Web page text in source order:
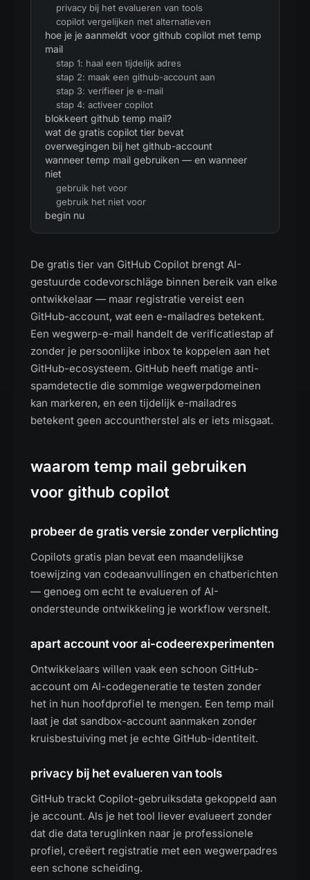
privacy bij het evalueren van tools
copilot vergelijken met alternatieven
hoe je je aanmeldt voor github copilot met temp
mail
stap 1: haal een tijdelijk adres
stap 2: maak een github-account aan
stap 3: verifieer je e-mail
stap 4: activeer copilot
blokkeert github temp mail?
wat de gratis copilot tier bevat
overwegingen bij het github-account
wanneer temp mail gebruiken — en wanneer
niet
gebruik het voor
gebruik het niet voor
begin nu
De gratis tier van GitHub Copilot brengt AI-
gestuurde codevorschläge binnen bereik van elke
ontwikkelaar — maar registratie vereist een
GitHub-account, wat een e-mailadres betekent.
Een wegwerp-e-mail handelt de verificatiestap af
zonder je persoonlijke inbox te koppelen aan het
GitHub-ecosysteem. GitHub heeft matige anti-
spamdetectie die sommige wegwerpdomeinen
kan markeren, en een tijdelijk e-mailadres
betekent geen accountherstel als er iets misgaat.
waarom temp mail gebruiken
voor github copilot
probeer de gratis versie zonder verplichting
Copilots gratis plan bevat een maandelijkse
toewijzing van codeaanvullingen en chatberichten
— genoeg om echt te evalueren of AI-
ondersteunde ontwikkeling je workflow versnelt.
apart account voor ai-codeerexperimenten
Ontwikkelaars willen vaak een schoon GitHub-
account om AI-codegeneratie te testen zonder
het in hun hoofdprofiel te mengen. Een temp mail
laat je dat sandbox-account aanmaken zonder
kruisbestuiving met je echte GitHub-identiteit.
privacy bij het evalueren van tools
GitHub trackt Copilot-gebruiksdata gekoppeld aan
je account. Als je het tool liever evalueert zonder
dat die data teruglinken naar je professionele
profiel, creëert registratie met een wegwerpadres
een schone scheiding.